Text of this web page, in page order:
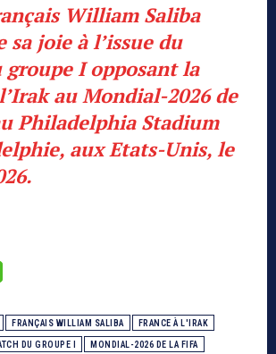
William Saliba
sa joie à l’issue du
groupe I opposant la
au Mondial-2026 de
Philadelphia Stadium
aux Etats-Unis, le
FRANÇAIS WILLIAM SALIBA FRANCE À L'IRAK
DU GROUPE I MONDIAL-2026 DE LA FIFA